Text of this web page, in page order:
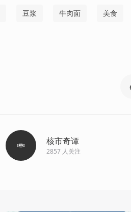
豆浆 牛肉面 美食
核市奇谭
2857人关注